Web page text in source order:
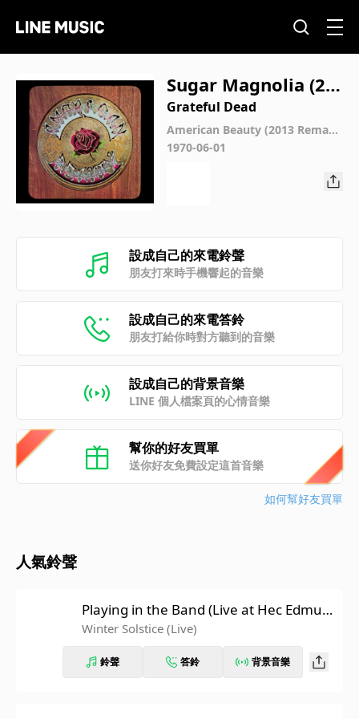
Sugar Magnolia (20
13 Remaster)
Grateful Dead
American Beauty (2013 Remast
er)
1970-06-01
設成自己的來電鈴聲
朋友打來時手機響起的音樂
設成自己的來電答鈴
朋友打給你時對方聽到的音樂
設成自己的背景音樂
LINE 個人檔案頁的心情音樂
幫你的好友買單
送你好友免費設定這首音樂
如何幫好友買單
人氣鈴聲
Playing in the Band (Live at Hec Edmun
dson Pavilion, University Of Washingto
Winter Solstice (Live)
鈴聲 答鈴 背景音樂